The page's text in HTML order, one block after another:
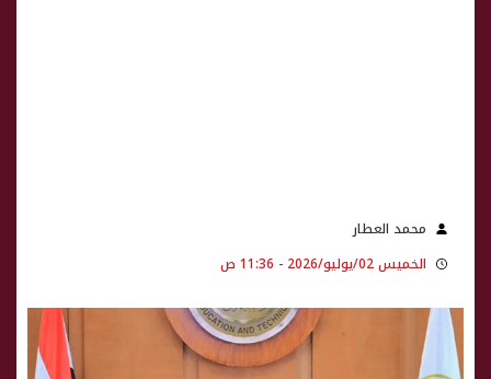
محمد العطار
الخميس 02/يوليو/2026 - 11:36 ص